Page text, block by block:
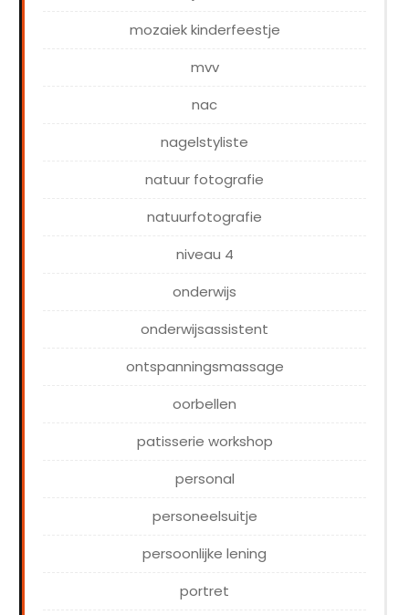
mozaiek kinderfeestje
mvv
nac
nagelstyliste
natuur fotografie
natuurfotografie
niveau 4
onderwijs
onderwijsassistent
ontspanningsmassage
oorbellen
patisserie workshop
personal
personeelsuitje
persoonlijke lening
portret